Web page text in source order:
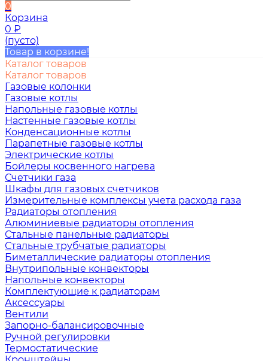
0
Корзина
0 ₽
(пусто)
Товар в корзине!
Каталог товаров
Каталог товаров
Газовые колонки
Газовые котлы
Напольные газовые котлы
Настенные газовые котлы
Конденсационные котлы
Парапетные газовые котлы
Электрические котлы
Бойлеры косвенного нагрева
Счетчики газа
Шкафы для газовых счетчиков
Измерительные комплексы учета расхода газа
Радиаторы отопления
Алюминиевые радиаторы отопления
Стальные панельные радиаторы
Стальные трубчатые радиаторы
Биметаллические радиаторы отопления
Внутрипольные конвекторы
Напольные конвекторы
Комплектующие к радиаторам
Аксессуары
Вентили
Запорно-балансировочные
Ручной регулировки
Термостатические